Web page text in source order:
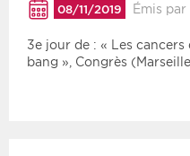
08/11/2019 Émis par
3e jour de : « Les
bang », Congrès